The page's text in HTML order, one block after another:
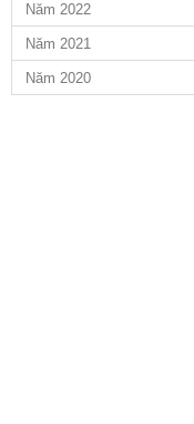
Năm 2022
Năm 2021
Năm 2020